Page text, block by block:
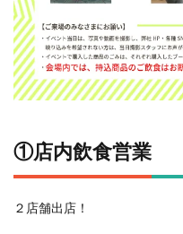
①店内飲食営業
２店舗出店！